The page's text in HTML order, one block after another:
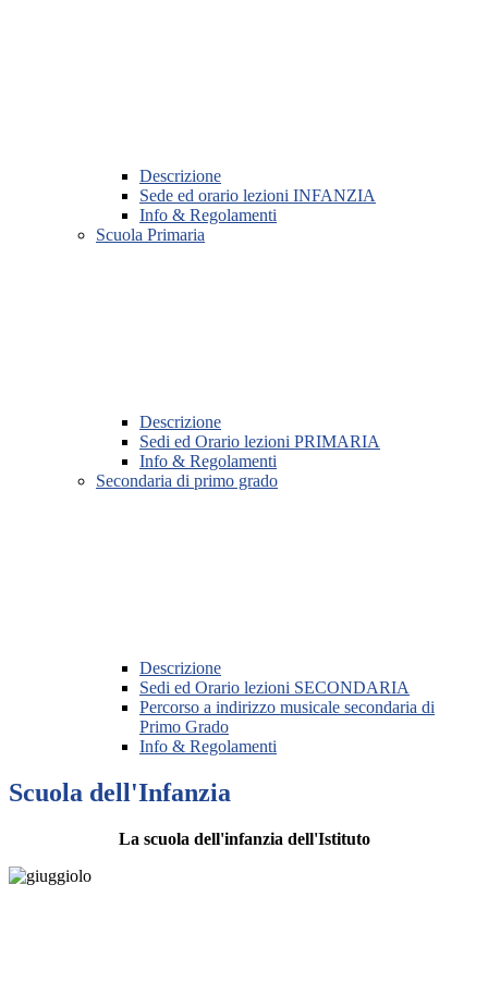
Descrizione
Sede ed orario lezioni INFANZIA
Info & Regolamenti
Scuola Primaria
Descrizione
Sedi ed Orario lezioni PRIMARIA
Info & Regolamenti
Secondaria di primo grado
Descrizione
Sedi ed Orario lezioni SECONDARIA
Percorso a indirizzo musicale secondaria di
Primo Grado
Info & Regolamenti
Scuola dell'Infanzia
La scuola dell'infanzia dell'Istituto